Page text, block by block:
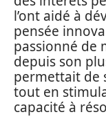
l’ont aidé à
pensée
passionné de
depuis son
permettait de
tout en
capacité à